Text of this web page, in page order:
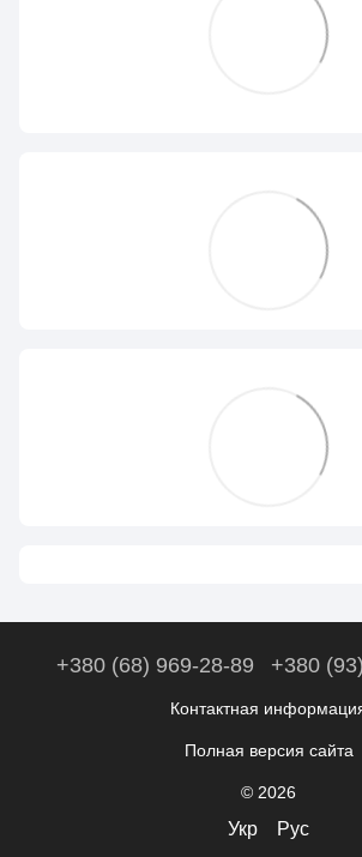
+380 (68) 969-28-89 +380
Контактная
Полная версия сайта
© 2026
Укр Рус